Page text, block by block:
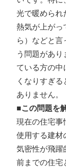
光で暖めら
熱気が上が
ら）などと
う問題があ
ている方の
くなりすぎ
ありません。
■この問題を
現在の住宅事
使用する建
気密性が飛
前までの住